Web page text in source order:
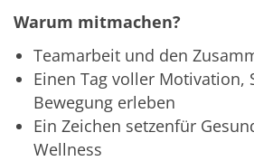
Warum mitmachen?
Teamarbeit und den
Einen Tag voller Motivation,
Bewegung erleben
Ein Zeichen setzenfür
Wellness